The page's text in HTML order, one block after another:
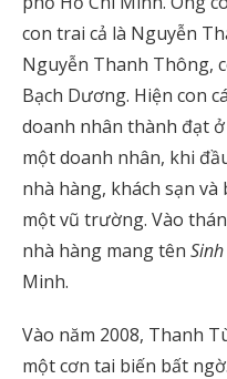
con trai cả là Nguyễn
Nguyễn Thanh Thông,
Bạch Dương. Hiện con
doanh nhân thành đạt
một doanh nhân, khi
nhà hàng, khách sạn
một vũ trường. Vào
nhà hàng mang tên
Minh.
Vào năm 2008, Thanh
một cơn tai biến bất